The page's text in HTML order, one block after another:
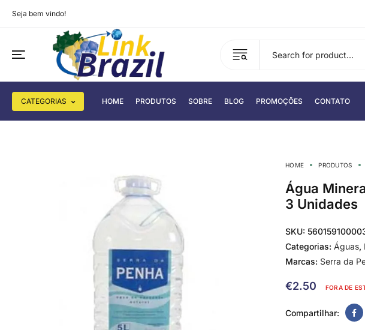
Seja bem vindo!
CATEGORIAS HOME PRODUTOS SOBRE BLOG PROMOÇÕES CONTATO
HOME PRODUTOS
Água
3 Unidades
SKU:
Categorias: Águas,
Marcas: Serra da
€2.50 FORA DE
Compartilhar: